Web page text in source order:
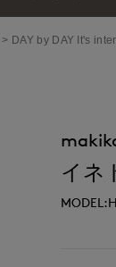
DAY by DAY It's
イネ